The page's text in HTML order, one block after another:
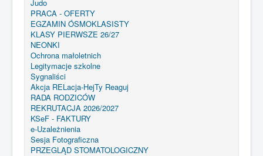
Judo
PRACA - OFERTY
EGZAMIN ÓSMOKLASISTY
KLASY PIERWSZE 26/27
NEONKI
Ochrona małoletnich
Legitymacje szkolne
Sygnaliści
Akcja RELacja-HejTy Reaguj
RADA RODZICÓW
REKRUTACJA 2026/2027
KSeF - FAKTURY
e-Uzależnienia
Sesja Fotograficzna
PRZEGLĄD STOMATOLOGICZNY